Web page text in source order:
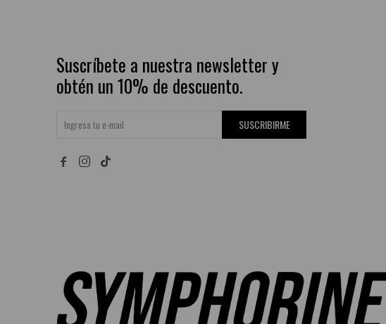
Suscríbete a nuestra newsletter y
obtén un 10% de descuento.
SUSCRIBIRME
 